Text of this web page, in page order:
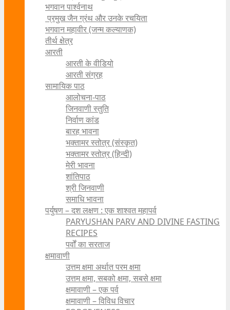
भगवान पार्श्वनाथ
प्रमुख जैन ग्रंथ और उनके रचयिता
भगवान महावीर (जन्म कल्याणक)
तीर्थ क्षेत्र
आरती
आरती के वीडियो
आरती संग्रह
सामायिक पाठ
आलोचना-पाठ
जिनवाणी स्तुति
निर्वाण कांड
बारह भावना
भक्तामर स्तोत्र (संस्कृत)
भक्तामर स्तोत्र (हिन्दी)
मेरी भावना
शांतिपाठ
श्री जिनवाणी
समाधि भावना
पर्युषण – दश लक्षण : एक शाश्वत महापर्व
PARYUSHAN PARV AND DIVINE FASTING
RECIPES
पर्वों का सरताज
क्षमावाणी
उत्तम क्षमा अर्थात परम क्षमा
उत्तम क्षमा, सबको क्षमा, सबसे क्षमा
क्षमावाणी – एक पर्व
क्षमावाणी – विविध विचार